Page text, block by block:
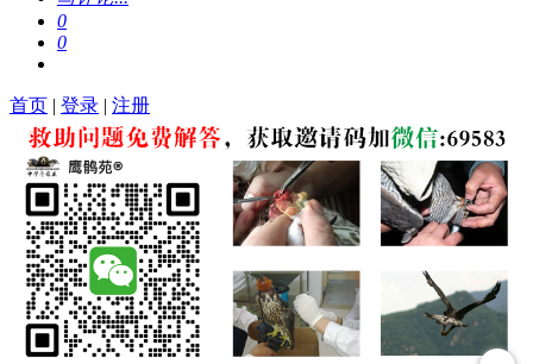
0
0
首页 | 登录 | 注册